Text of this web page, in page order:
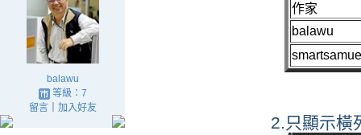
balawu
等級：7
留言｜ 加入好友
作家
balawu
2.只顯示橫